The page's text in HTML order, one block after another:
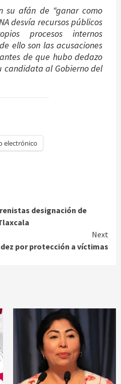
su afán de “ganar como
desvía recursos públicos
procesos internos
ello son las acusaciones
de que hubo dedazo
candidata al Gobierno del
electrónico
designación de
Next
por protección a víctimas